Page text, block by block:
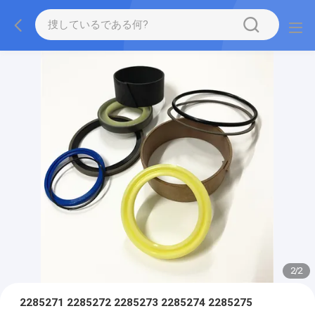
2/2
2285271 2285272 2285273 2285274 2285275